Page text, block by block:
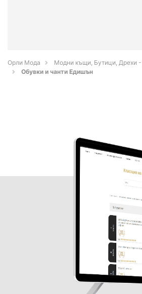
Орли Мода
Модни къщи, Бутици, Дрехи
Обувки и чанти Едишън